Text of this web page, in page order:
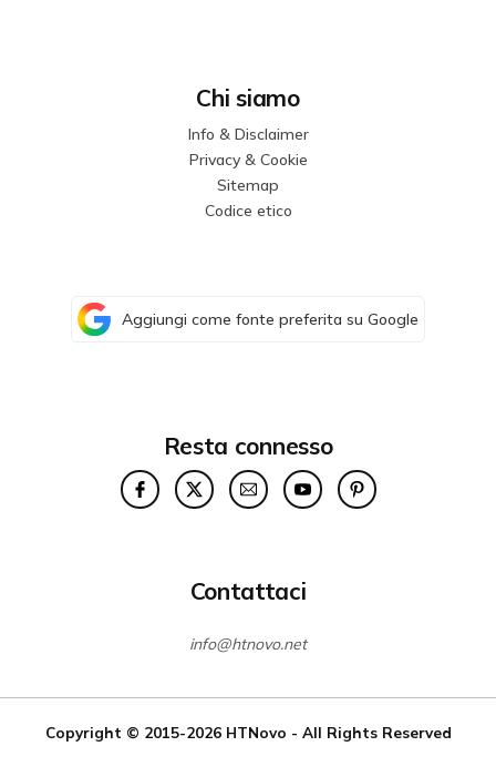
Chi siamo
Info & Disclaimer
Privacy & Cookie
Sitemap
Codice etico
Aggiungi come fonte preferita su Google
Resta connesso
Contattaci
info@htnovo.net
Copyright © 2015-2026 HTNovo - All Rights Reserved